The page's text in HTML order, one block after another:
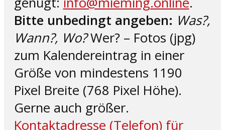
Bitte unbedingt angeben: Was?,
Wann?, Wo?Wer? – Fotos (jpg)
zum Kalendereintrag in einer
Größe von mindestens 1190
Pixel Breite (768 Pixel Höhe).
Gerne auch größer.
Kontaktadresse (Telefon) für